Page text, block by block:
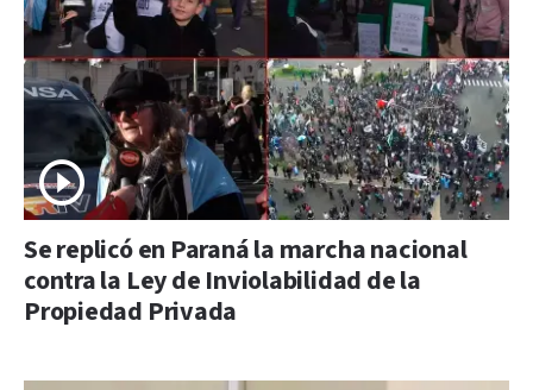
Se replicó en Paraná la marcha nacional
contra la Ley de Inviolabilidad de la
Propiedad Privada